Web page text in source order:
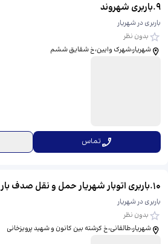
9
.باربری شهروند
باربری در شهریار
بدون نظر
شهریار،شهرک وایین،خ شقایق ششم
تماس
10
.باربری اتوبار شهریار حمل و نقل صدف بار
باربری در شهریار
بدون نظر
شهریار،طالقانی،خ کرشته بین کانون و شهید پرویزخانی